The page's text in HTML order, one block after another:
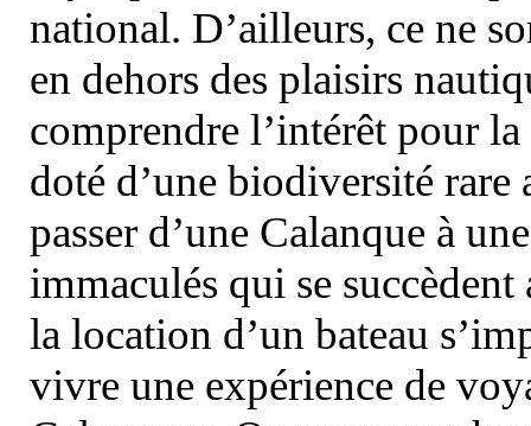
national. D’ailleurs, ce ne
en dehors des plaisirs
comprendre l’intérêt pour
doté d’une biodiversité
passer d’une Calanque à
immaculés qui se
la location d’un bateau
vivre une expérience de